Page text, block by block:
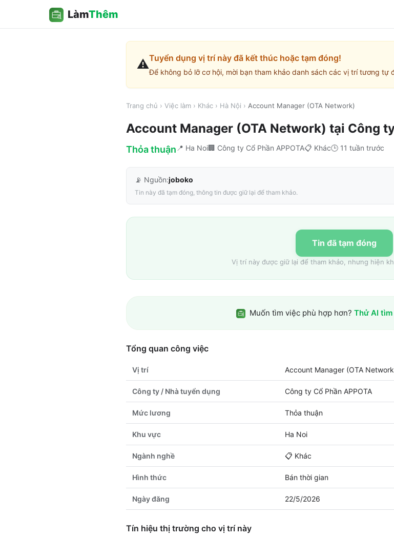
LàmThêm
⚠️Tuyển dụng vị trí này đã kết thúc hoặc tạm đóng!
Để không bỏ lỡ cơ hội, mời bạn tham khảo danh sách các vị trí tương
Trang chủ › Việc làm › Khác › Hà Nội › Account Manager (OTA Network)
Account Manager (OTA Network) tại Công
Thỏa thuận 📍 Ha Noi🏢 Công ty Cổ Phần APPOTA📋 Khác🕒 11 tuần trước
📡 Nguồn:joboko
Tin này đã tạm đóng, thông tin được giữ lại để tham khảo.
Tin đã tạm đóng
Vị trí này được giữ lại để tham khảo, nhưng hiện
Muốn tìm việc phù hợp hơn? Thử AI
Tổng quan công việc
Vị trí Account Manager (OTA
Công ty / Nhà tuyển dụng Công ty Cổ Phần APPOTA
Mức lương Thỏa thuận
Khu vực Ha Noi
Ngành nghề 📋 Khác
Hình thức Bán thời gian
Ngày đăng 22/5/2026
Tín hiệu thị trường cho vị trí này